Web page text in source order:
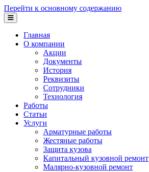
Перейти к основному содержанию
Главная
О компании
Акции
Документы
История
Реквизиты
Сотрудники
Технология
Работы
Статьи
Услуги
Арматурные работы
Жестяные работы
Защита кузова
Капитальный кузовной ремонт
Малярно-кузовной ремонт